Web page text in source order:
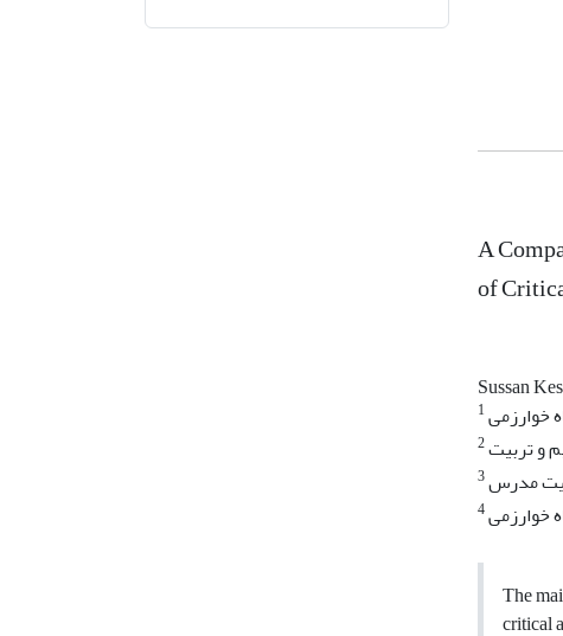
A
of
Sussan
1خوارزمی
2و تربیت
3مدرس
4خوارزمی
The
critical